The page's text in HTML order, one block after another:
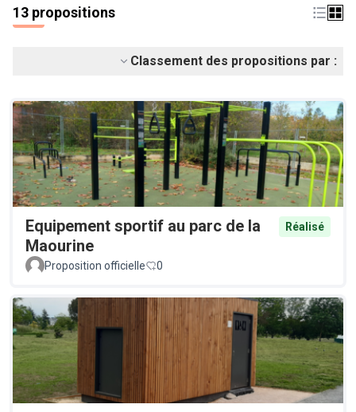
13 propositions
Classement des propositions par :
Equipement sportif au parc de la
Maourine
Réalisé
Proposition officielle 0